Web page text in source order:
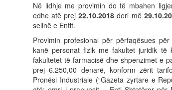
Në lidhje me provimin do të mbahen
edhe atë prej 22.10.2018 deri më
selinë e Entit.
Provimin profesional për përfaqësues
kanë personat fizik me fakultet juridik të
fakultetet të farmacisë dhe shpenzimet e
prej 6.250,00 denarë, konform zërit
Pronësi Industriale (“Gazeta zyrtare e